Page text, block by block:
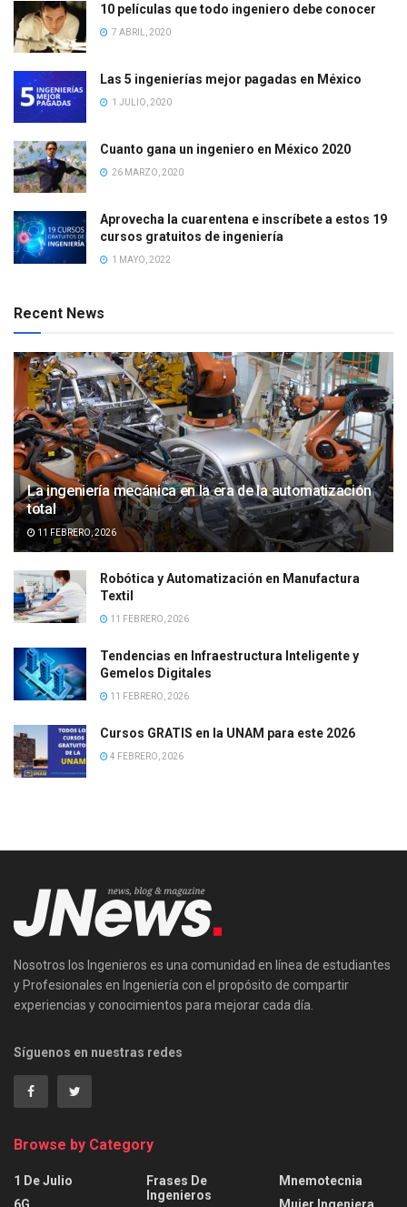
10 películas que todo ingeniero debe conocer
7 ABRIL, 2020
Las 5 ingenierías mejor pagadas en México
1 JULIO, 2020
Cuanto gana un ingeniero en México 2020
26 MARZO, 2020
Aprovecha la cuarentena e inscríbete a estos 19
cursos gratuitos de ingeniería
1 MAYO, 2022
Recent News
La ingeniería mecánica en la era de la automatización
total
11 FEBRERO, 2026
Robótica y Automatización en Manufactura
Textil
11 FEBRERO, 2026
Tendencias en Infraestructura Inteligente y
Gemelos Digitales
11 FEBRERO, 2026
Cursos GRATIS en la UNAM para este 2026
4 FEBRERO, 2026
Nosotros los Ingenieros es una comunidad en línea de estudiantes
y Profesionales en Ingeniería con el propósito de compartir
experiencias y conocimientos para mejorar cada día.
Síguenos en nuestras redes
Browse by Category
1 De Julio
6G
Frases De
Ingenieros
Mnemotecnia
Mujer Ingeniera